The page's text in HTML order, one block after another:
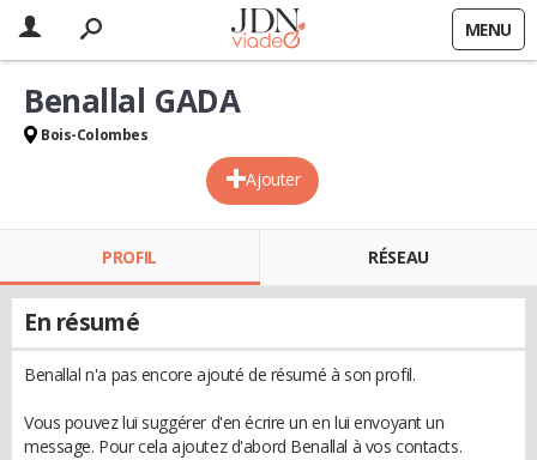
MENU
Ajouter
Benallal GADA
Bois-Colombes
PROFIL RÉSEAU
En résumé
Benallal n'a pas encore ajouté de résumé à son profil.
Vous pouvez lui suggérer d'en écrire un en lui envoyant un
message. Pour cela ajoutez d'abord Benallal à vos contacts.